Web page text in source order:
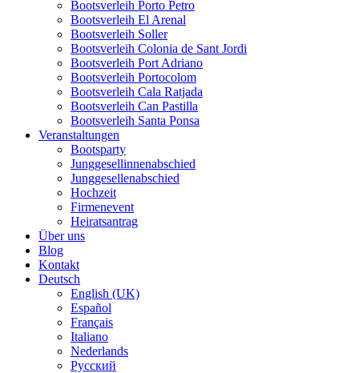
Bootsverleih Porto Petro
Bootsverleih El Arenal
Bootsverleih Soller
Bootsverleih Colonia de Sant Jordi
Bootsverleih Port Adriano
Bootsverleih Portocolom
Bootsverleih Cala Ratjada
Bootsverleih Can Pastilla
Bootsverleih Santa Ponsa
Veranstaltungen
Bootsparty
Junggesellinnenabschied
Junggesellenabschied
Hochzeit
Firmenevent
Heiratsantrag
Über uns
Blog
Kontakt
Deutsch
English (UK)
Español
Français
Italiano
Nederlands
Русский